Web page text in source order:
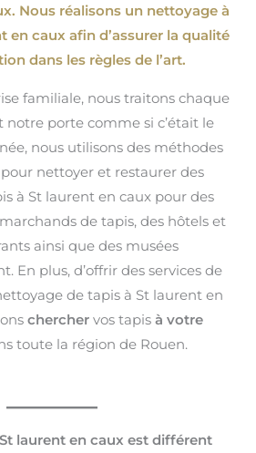
Nous réalisons un nettoyage à
en caux afin d’assurer la qualité
dans les règles de l’art.
familiale, nous traitons chaque
porte comme si c’était le
nous utilisons des méthodes
nettoyer et restaurer des
à St laurent en caux pour des
de tapis, des hôtels et
ainsi que des musées
En plus, d’offrir des services de
de tapis à St laurent en
chercher vos tapis à votre
toute la région de Rouen.
laurent en caux est différent